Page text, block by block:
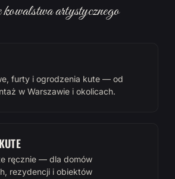
artystycznego
furty i ogrodzenia kute — od
w Warszawie i okolicach.
ręcznie — dla domów
rezydencji i obiektów